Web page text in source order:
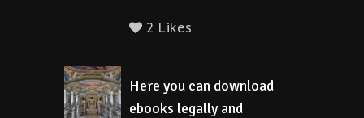
2 Likes
Here you can download
ebooks legally and